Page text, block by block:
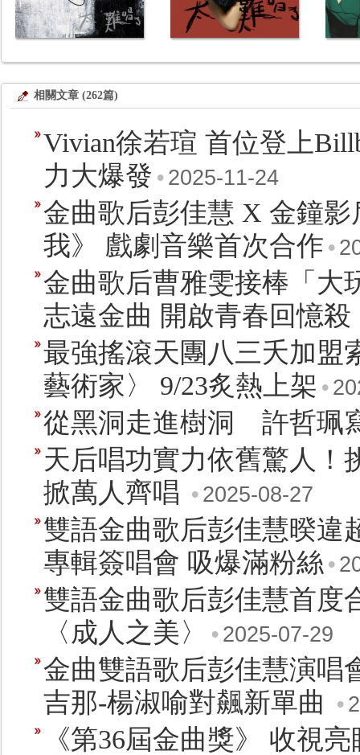
相關文章 (262篇)
Vivian徐若瑄 首位登上
力大爆發 • 2025-11-24
金曲歌后彭佳慧 X 金鐘
我》 戲劇音樂首次合作 •
金曲歌后曹雅雯接棒「大
志遠金曲 開啟青春回憶殺
最強搖滾天團八三夭加盟
藝術家〉 9/23炙熱上架 •
從黑洞走進樹洞 許哲珮
天后唱功實力依舊驚人！
掀萬人齊唱 • 2025-08-27
雙語金曲歌后彭佳慧暌違
專輯簽唱會 吸爆滿粉絲 •
雙語金曲歌后彭佳慧首度
〈成人之美〉
• 2025-07-29
金曲雙語歌后彭佳慧演唱
吉那-楊淑喻對飆新單曲
•
《第36屆金曲獎》 收視